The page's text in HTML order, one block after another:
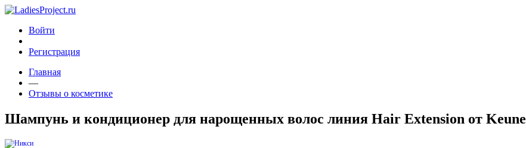
Войти
Регистрация
Главная
—
Отзывы о косметике
Шампунь и кондиционер для нарощенных волос линия Hair Extension от Keune